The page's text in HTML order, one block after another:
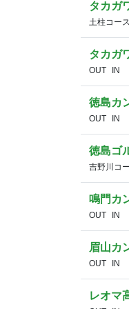
タカガ
土柱コー
タカガ
OUT
IN
徳島カ
OUT
IN
徳島ゴ
吉野川コ
鳴門カ
OUT
IN
眉山カ
OUT
IN
レオマ